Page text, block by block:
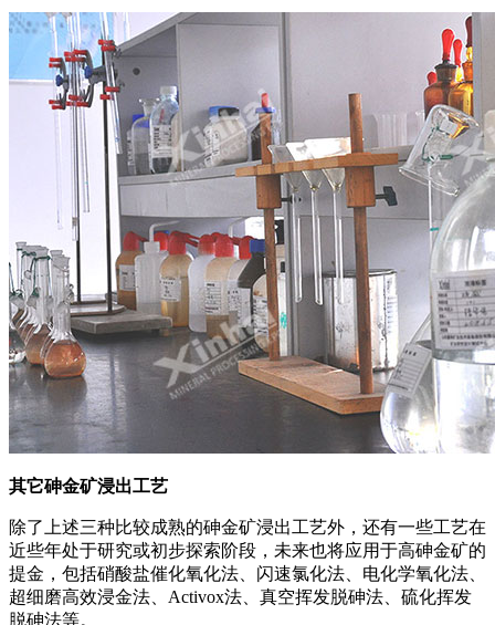
其它砷金矿浸出工艺
除了上述三种比较成熟的砷金矿浸出工艺外，还有一些工艺在
近些年处于研究或初步探索阶段，未来也将应用于高砷金矿的
提金，包括硝酸盐催化氧化法、闪速氯化法、电化学氧化法、
超细磨高效浸金法、Activox法、真空挥发脱砷法、硫化挥发
脱砷法等。